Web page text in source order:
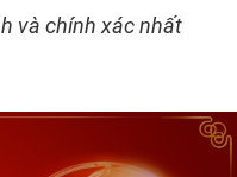
và chính xác nhất